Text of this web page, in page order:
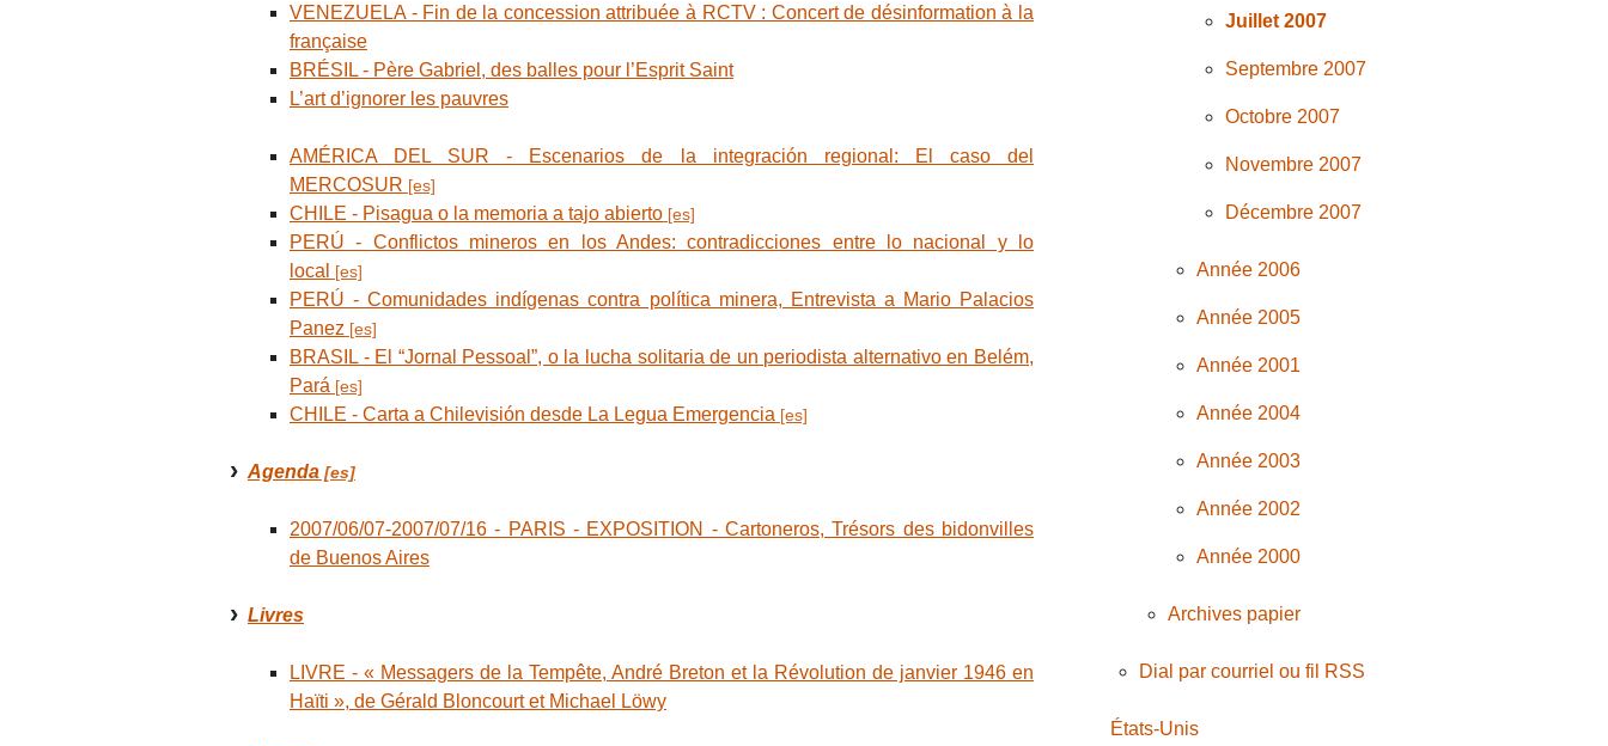
VENEZUELA - Fin de la concession attribuée à RCTV : Concert de désinformation à la
française
BRÉSIL - Père Gabriel, des balles pour l’Esprit Saint
L’art d’ignorer les pauvres
AMÉRICA DEL SUR - Escenarios de la integración regional: El caso del
MERCOSUR
CHILE - Pisagua o la memoria a tajo abierto
PERÚ - Conflictos mineros en los Andes: contradicciones entre lo nacional y lo
local
PERÚ - Comunidades indígenas contra política minera, Entrevista a Mario Palacios
Panez
BRASIL - El “Jornal Pessoal”, o la lucha solitaria de un periodista alternativo en Belém,
Pará
CHILE - Carta a Chilevisión desde La Legua Emergencia
Agenda
2007/06/07-2007/07/16 - PARIS - EXPOSITION - Cartoneros, Trésors des bidonvilles
de Buenos Aires
Livres
LIVRE - « Messagers de la Tempête, André Breton et la Révolution de janvier 1946 en
Haïti », de Gérald Bloncourt et Michael Löwy
Juillet 2007
Septembre 2007
Octobre 2007
Novembre 2007
Décembre 2007
Année 2006
Année 2005
Année 2001
Année 2004
Année 2003
Année 2002
Année 2000
Archives papier
Dial par courriel ou fil RSS
États-Unis